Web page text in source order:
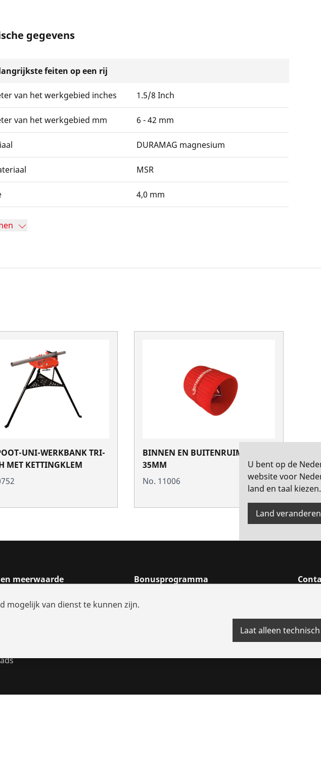
gegevens
feiten op een rij
van het werkgebied inches 1.5/8 Inch
van het werkgebied mm 6 - 42 mm
DURAMAG magnesium
MSR
4,0 mm
UNI-WERKBANK TRI-
MET KETTINGKLEM
BINNEN EN BUITENRUIMER 4-
35MM
No. 11006
U bent op de
website voor
land en taal kiezen.
Land veranderen
meerwaarde
en reserveonderdelen
Bonusprogramma
Bonusprogramma beloningen
mogelijk van dienst te kunnen zijn.
Laat alleen